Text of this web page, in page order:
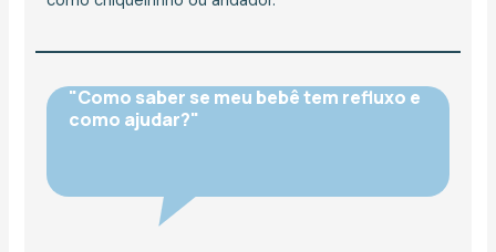
"Como saber se meu bebê tem refluxo e
como ajudar?"